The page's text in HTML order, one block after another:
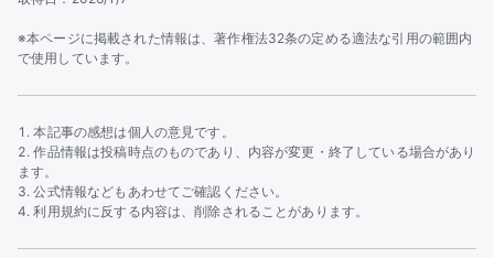
※本ページに掲載された情報は、著作権法32条の定める適法な引用の範囲内
で使用しています。
本記事の感想は個人の意見です。
作品情報は投稿時点のものであり、内容が変更・終了している場合があり
ます。
公式情報などもあわせてご確認ください。
利用規約に反する内容は、削除されることがあります。